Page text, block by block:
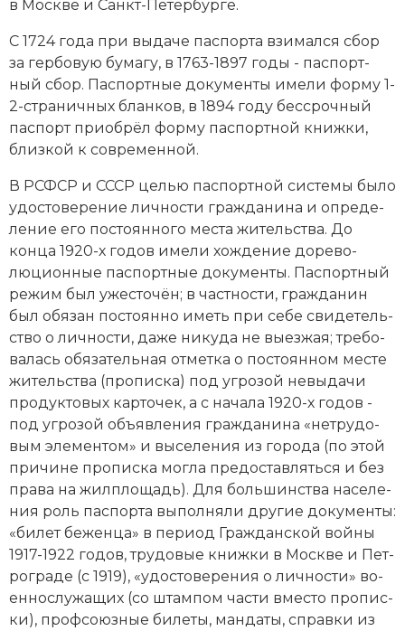
в Мо­ск­ве и Санкт-Пе­тер­бур­ге.
С 1724 года при вы­да­че пас­пор­та взи­мал­ся сбор
за гер­бо­вую бу­ма­гу, в 1763-1897 годы - пас­порт­
ный сбор. Пас­порт­ные до­ку­мен­ты име­ли фор­му 1-
2-стра­нич­ных блан­ков, в 1894 году бес­сроч­ный
пас­порт при­об­рёл фор­му пас­порт­ной книж­ки,
близ­кой к со­вре­мен­ной.
В РСФСР и СССР це­лью паспортной системы бы­ло
удо­сто­ве­ре­ние лич­но­сти гра­ж­да­ни­на и оп­ре­де­
ле­ние его по­сто­ян­но­го мес­та жи­тель­ст­ва. До
конца 1920-х годов име­ли хо­ж­де­ние до­ре­во­
люционные пас­порт­ные до­ку­мен­ты. Пас­порт­ный
ре­жим был уже­сто­чён; в ча­ст­но­сти, гра­ж­да­нин
был обя­зан по­сто­ян­но иметь при се­бе сви­де­тель­
ст­во о лич­но­сти, да­же ни­ку­да не вы­ез­жая; тре­бо­
ва­лась обя­зательная от­мет­ка о по­сто­ян­ном мес­те
жи­тель­ст­ва (про­пис­ка) под уг­ро­зой не­вы­да­чи
про­дук­то­вых кар­то­чек, а с начала 1920-х годов -
под уг­ро­зой объ­яв­ле­ния гра­ж­да­ни­на «не­тру­до­
вым эле­мен­том» и вы­се­ле­ния из го­ро­да (по этой
при­чи­не про­пис­ка мог­ла пре­дос­тав­лять­ся и без
пра­ва на жил­пло­щадь). Для боль­шин­ст­ва на­се­ле­
ния роль пас­пор­та вы­пол­ня­ли другие до­ку­мен­ты:
«би­лет бе­жен­ца» в пе­ри­од Гражданской вой­ны
1917-1922 годов, тру­до­вые книж­ки в Мо­ск­ве и Пет­
ро­гра­де (с 1919), «удо­сто­ве­ре­ния о лич­но­сти» во­
ен­но­слу­жа­щих (со штам­пом час­ти вме­сто про­пис­
ки), проф­со­юз­ные би­ле­ты, ман­да­ты, справ­ки из